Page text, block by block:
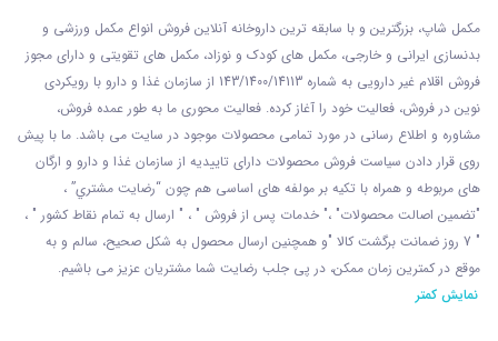
مکمل شاپ، بزرگترین و با سابقه ترین داروخانه آنلاین فروش انواع مکمل ورزشی و
بدنسازی ایرانی و خارجی، مکمل های کودک و نوزاد، مکمل های تقویتی و دارای مجوز
فروش اقلام غیر دارویی به شماره 143/1400/14113 از
سازمان غذا و دارو با رويکردی
نوين در فروش، فعاليت خود را آغاز کرده. فعاليت محوری ما به طور عمده فروش،
مشاوره و اطلاع رسانی در مورد تمامی محصولات موجود در سایت می باشد. ما با پيش
روی قرار دادن سياست فروش محصولات دارای تاييديه از سازمان غذا و دارو و ارگان
های مربوطه و همراه با تکيه بر مولفه های اساسی هم چون “رضايت مشتري” ،
"تضمين اصالت محصولات" ،" خدمات پس از فروش " ، " ارسال به تمام نقاط کشور " ،
" 7 روز ضمانت برگشت کالا "و همچنين ارسال محصول به شکل صحيح، سالم و به
موقع در کمترين زمان ممکن، در پی جلب رضايت شما مشتريان عزیز می باشيم.
نمایش کمتر